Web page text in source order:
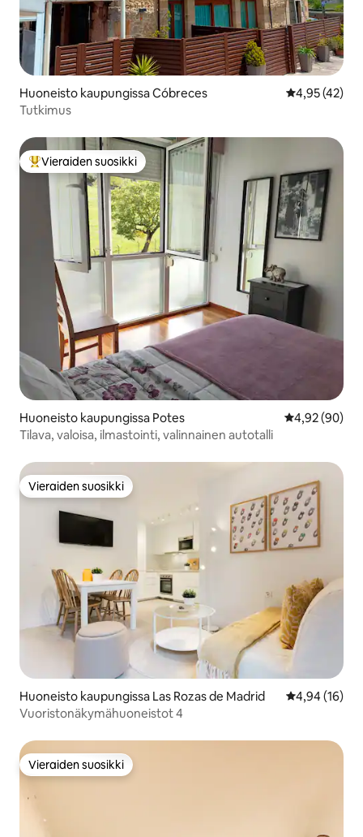
Huoneisto kaupungissa Cóbreces
4,95 (42)
Tutkimus
Vieraiden suosikkien parhaimmistoa
Vieraiden suosikki
Huoneisto kaupungissa Potes
4,92 (90)
Tilava, valoisa, ilmastointi, valinnainen autotalli
Vieraiden suosikki
Vieraiden suosikki
Huoneisto kaupungissa Las Rozas de Madrid
4,94 (16)
Vuoristonäkymähuoneistot 4
Vieraiden suosikki
Vieraiden suosikki